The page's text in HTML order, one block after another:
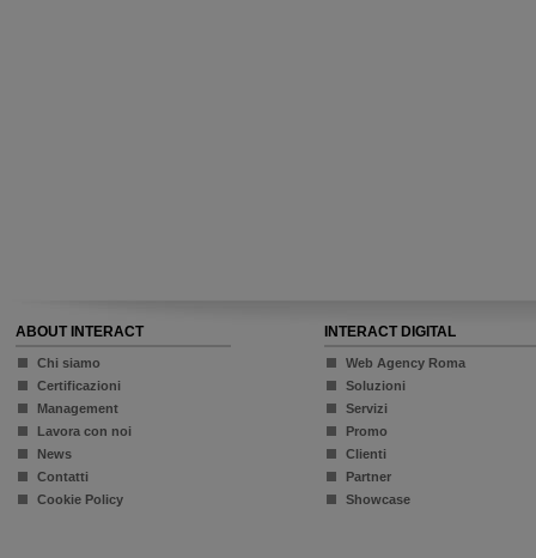
ABOUT INTERACT
Chi siamo
Certificazioni
Management
Lavora con noi
News
Contatti
Cookie Policy
INTERACT DIGITAL
Web Agency Roma
Soluzioni
Servizi
Promo
Clienti
Partner
Showcase